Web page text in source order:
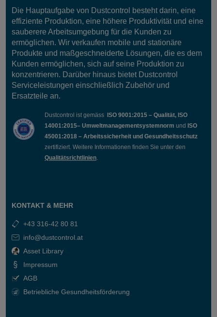
Die Hauptaufgabe von Dustcontrol besteht darin, eine
effiziente Produktion, eine höhere Produktivität und eine
sauberere Arbeitsumgebung für die Kunden zu
ermöglichen. Wir verkaufen mobile und stationäre
Produkte und maßgeschneiderte Lösungen, die es dem
Kunden ermöglichen, sich auf seine Produktion zu
konzentrieren. Darüber hinaus bietet Dustcontrol
Serviceleistungen einschließlich Zubehör und
Ersatzteile an.
Dustcontrol ist gemäss ISO 9001:2015 – Qualität, ISO
14001:2015– Umweltmanagementsystemnorm und ISO
45001:2018 – Arbeitssicherheit und Gesundheitsschutz
zertifiziert. Weitere Informationen finden Sie unter den
Qualitätsrichtlinien
KONTAKT & MEHR
+43 316-42 80 81
info@dustcontrol.at
Asset Library
Impressum
AGB
Betriebliche Gesundheitsförderung